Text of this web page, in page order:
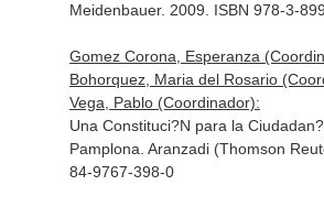
Meidenbauer. 2009. ISBN 978-3-
Gomez Corona, Esperanza
Bohorquez, Maria del Rosario
Vega, Pablo (Coordinador):
Una Constituci?N para la
Pamplona. Aranzadi (Thomson
84-9767-398-0